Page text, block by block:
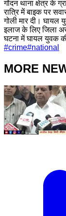
गोंदन थाना क्षेत्र के
रात्रि में बाइक पर
गोली मार दी। घायल
इलाज के लिए जिला
घटना में घायल युवक
#crime#national
MORE